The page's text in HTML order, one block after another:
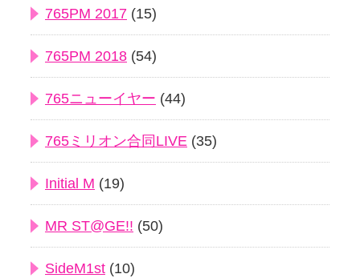
765PM 2017 (15)
765PM 2018 (54)
765ニューイヤー (44)
765ミリオン合同LIVE (35)
Initial M (19)
MR ST@GE!! (50)
SideM1st (10)